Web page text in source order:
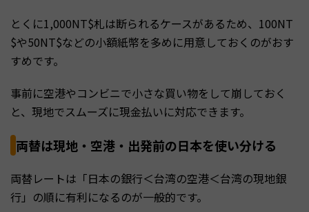
とくに1,000NT$札は断られるケースがあるため、100NT
$や50NT$などの小額紙幣を多めに用意しておくのがおす
すめです。
事前に空港やコンビニで小さな買い物をして崩しておく
と、現地でスムーズに現金払いに対応できます。
両替は現地・空港・出発前の日本を使い分ける
両替レートは「日本の銀行＜台湾の空港＜台湾の現地銀
行」の順に有利になるのが一般的です。